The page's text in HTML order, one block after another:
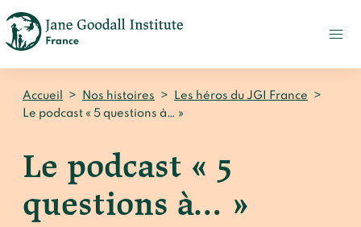
PRESSE
Qui sommes-nous ?
Accueil
Notre impact
UN
Accueil > Nos histoires > Les héros du JGI France
>
Le podcast « 5 questions à… »
Le podcast « 5
questions à… »